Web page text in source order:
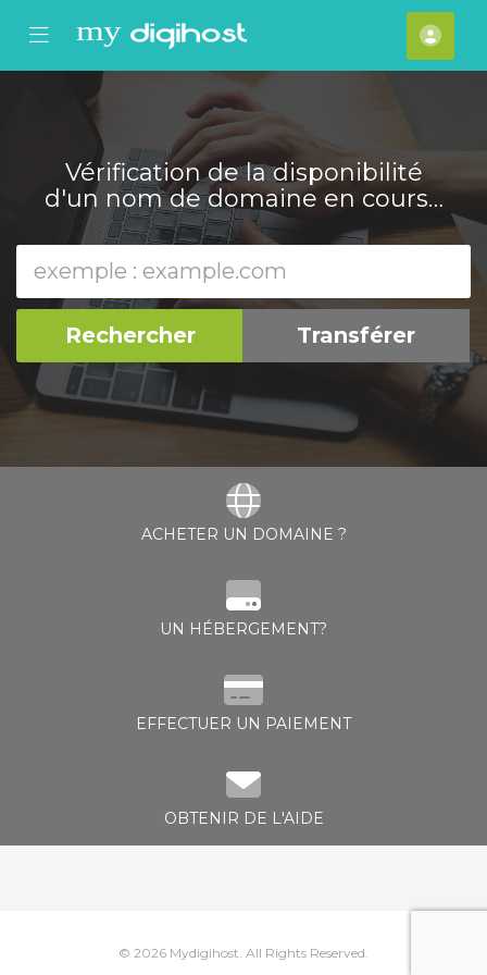
Mobile Menu
Mobile Menu
Vérification de la disponibilité
d'un nom de domaine en cours…
ACHETER UN DOMAINE ?
UN HÉBERGEMENT?
EFFECTUER UN PAIEMENT
OBTENIR DE L'AIDE
© 2026 Mydigihost. All Rights Reserved.